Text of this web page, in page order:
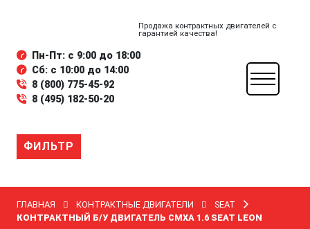
Продажа контрактных двигателей с
гарантией качества!
Пн-Пт: с 9:00 до 18:00
Сб: с 10:00 до 14:00
8 (800) 775-45-92
8 (495) 182-50-20
ФИЛЬТР
ГЛАВНАЯ КОНТРАКТНЫЕ ДВИГАТЕЛИ
SEAT
КОНТРАКТНЫЙ Б/У ДВИГАТЕЛЬ CMXA 1.6 SEAT LEON